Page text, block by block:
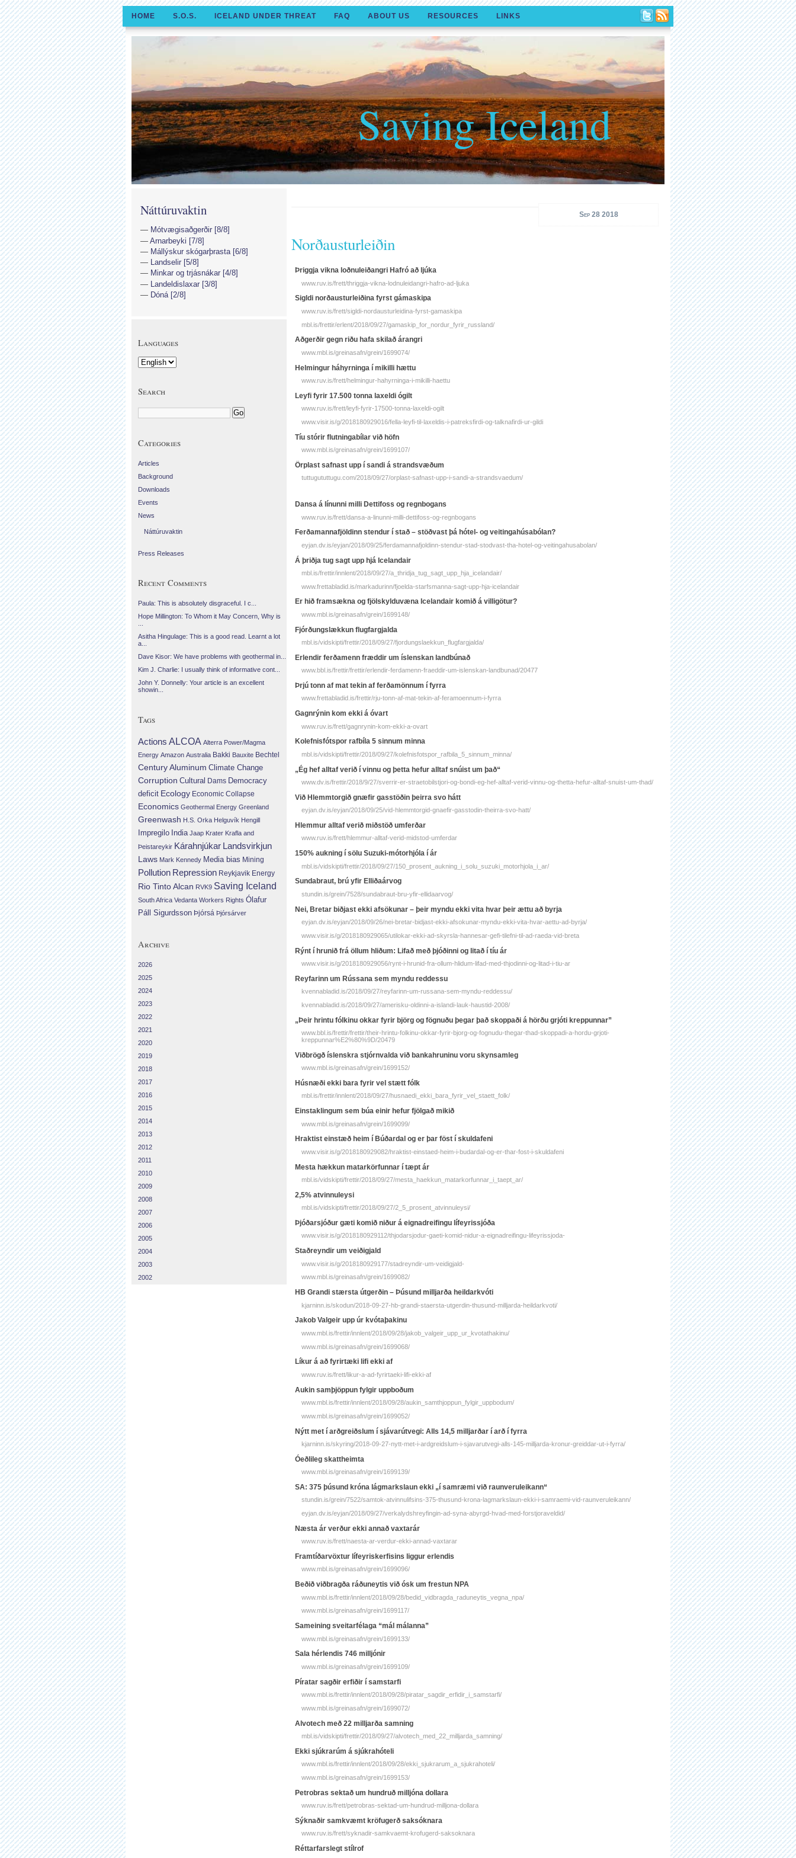
HOME S.O.S. ICELAND UNDER THREAT FAQ ABOUT US RESOURCES LINKS
Saving Iceland
Sep 28 2018
Norðausturleiðin
Þriggja vikna loðnuleiðangri Hafró að ljúka
www.ruv.is/frett/thriggja-vikna-lodnuleidangri-hafro-ad-ljuka
Sigldi norðausturleiðina fyrst gámaskipa
www.ruv.is/frett/sigldi-nordausturleidina-fyrst-gamaskipa
mbl.is/frettir/erlent/2018/09/27/gamaskip_for_nordur_fyrir_russland/
Aðgerðir gegn riðu hafa skilað árangri
www.mbl.is/greinasafn/grein/1699074/
Helmingur háhyrninga í mikilli hættu
www.ruv.is/frett/helmingur-hahyrninga-i-mikilli-haettu
Leyfi fyrir 17.500 tonna laxeldi ógilt
www.ruv.is/frett/leyfi-fyrir-17500-tonna-laxeldi-ogilt
www.visir.is/g/2018180929016/fella-leyfi-til-laxeldis-i-patreksfirdi-og-talknafirdi-ur-gildi
Tíu stórir flutningabílar við höfn
www.mbl.is/greinasafn/grein/1699107/
Örplast safnast upp í sandi á strandsvæðum
tuttugututtugu.com/2018/09/27/orplast-safnast-upp-i-sandi-a-strandsvaedum/
Dansa á línunni milli Dettifoss og regnbogans
www.ruv.is/frett/dansa-a-linunni-milli-dettifoss-og-regnbogans
Ferðamannafjöldinn stendur í stað – stöðvast þá hótel- og veitingahúsabólan?
eyjan.dv.is/eyjan/2018/09/25/ferdamannafjoldinn-stendur-stad-stodvast-tha-hotel-og-veitingahusabolan/
Á þriðja tug sagt upp hjá Icelandair
mbl.is/frettir/innlent/2018/09/27/a_thridja_tug_sagt_upp_hja_icelandair/
www.frettabladid.is/markadurinn/fjoelda-starfsmanna-sagt-upp-hja-icelandair
Er hið framsækna og fjölskylduvæna Icelandair komið á villigötur?
www.mbl.is/greinasafn/grein/1699148/
Fjórðungslækkun flugfargjalda
mbl.is/vidskipti/frettir/2018/09/27/fjordungslaekkun_flugfargjalda/
Erlendir ferðamenn fræddir um íslenskan landbúnað
www.bbl.is/frettir/frettir/erlendir-ferdamenn-fraeddir-um-islenskan-landbunad/20477
Þrjú tonn af mat tekin af ferða­mönnum í fyrra
www.frettabladid.is/frettir/rju-tonn-af-mat-tekin-af-feramoennum-i-fyrra
Gagnrýnin kom ekki á óvart
www.ruv.is/frett/gagnrynin-kom-ekki-a-ovart
Kolefnisfótspor rafbíla 5 sinnum minna
mbl.is/vidskipti/frettir/2018/09/27/kolefnisfotspor_rafbila_5_sinnum_minna/
„Ég hef alltaf verið í vinnu og þetta hefur alltaf snúist um það“
www.dv.is/frettir/2018/9/27/sverrir-er-straetobilstjori-og-bondi-eg-hef-alltaf-verid-vinnu-og-thetta-hefur-alltaf-snuist-um-thad/
Við Hlemmtorgið gnæfir gasstöðin þeirra svo hátt
eyjan.dv.is/eyjan/2018/09/25/vid-hlemmtorgid-gnaefir-gasstodin-theirra-svo-hatt/
Hlemmur alltaf verið miðstöð umferðar
www.ruv.is/frett/hlemmur-alltaf-verid-midstod-umferdar
150% aukning í sölu Suzuki-mótorhjóla í ár
mbl.is/vidskipti/frettir/2018/09/27/150_prosent_aukning_i_solu_suzuki_motorhjola_i_ar/
Sundabraut, brú yfir Elliðaárvog
stundin.is/grein/7528/sundabraut-bru-yfir-ellidaarvog/
Nei, Bretar biðjast ekki afsökunar – þeir myndu ekki vita hvar þeir ættu að byrja
eyjan.dv.is/eyjan/2018/09/26/nei-bretar-bidjast-ekki-afsokunar-myndu-ekki-vita-hvar-aettu-ad-byrja/
www.visir.is/g/2018180929065/utilokar-ekki-ad-skyrsla-hannesar-gefi-tilefni-til-ad-raeda-vid-breta
Rýnt í hrunið frá öllum hliðum: Lifað með þjóðinni og litað í tíu ár
www.visir.is/g/2018180929056/rynt-i-hrunid-fra-ollum-hlidum-lifad-med-thjodinni-og-litad-i-tiu-ar
Reyfarinn um Rússana sem myndu reddessu
kvennabladid.is/2018/09/27/reyfarinn-um-russana-sem-myndu-reddessu/
kvennabladid.is/2018/09/27/amerisku-oldinni-a-islandi-lauk-haustid-2008/
„Þeir hrintu fólkinu okkar fyrir björg og fögnuðu þegar það skoppaði á hörðu grjóti kreppunnar”
www.bbl.is/frettir/frettir/their-hrintu-folkinu-okkar-fyrir-bjorg-og-fognudu-thegar-thad-skoppadi-a-hordu-grjoti-
kreppunnar%E2%80%9D/20479
Viðbrögð íslenskra stjórnvalda við bankahruninu voru skynsamleg
www.mbl.is/greinasafn/grein/1699152/
Húsnæði ekki bara fyrir vel stætt fólk
mbl.is/frettir/innlent/2018/09/27/husnaedi_ekki_bara_fyrir_vel_staett_folk/
Einstaklingum sem búa einir hefur fjölgað mikið
www.mbl.is/greinasafn/grein/1699099/
Hraktist einstæð heim í Búðardal og er þar föst í skuldafeni
www.visir.is/g/2018180929082/hraktist-einstaed-heim-i-budardal-og-er-thar-fost-i-skuldafeni
Mesta hækkun matarkörfunnar í tæpt ár
mbl.is/vidskipti/frettir/2018/09/27/mesta_haekkun_matarkorfunnar_i_taept_ar/
2,5% atvinnuleysi
mbl.is/vidskipti/frettir/2018/09/27/2_5_prosent_atvinnuleysi/
Þjóðarsjóður gæti komið niður á eignadreifingu lífeyrissjóða
www.visir.is/g/2018180929112/thjodarsjodur-gaeti-komid-nidur-a-eignadreifingu-lifeyrissjoda-
Staðreyndir um veiðigjald
www.visir.is/g/2018180929177/stadreyndir-um-veidigjald-
www.mbl.is/greinasafn/grein/1699082/
HB Grandi stærsta útgerðin – Þúsund milljarða heildarkvóti
kjarninn.is/skodun/2018-09-27-hb-grandi-staersta-utgerdin-thusund-milljarda-heildarkvoti/
Jakob Valgeir upp úr kvótaþakinu
www.mbl.is/frettir/innlent/2018/09/28/jakob_valgeir_upp_ur_kvotathakinu/
www.mbl.is/greinasafn/grein/1699068/
Líkur á að fyrirtæki lifi ekki af
www.ruv.is/frett/likur-a-ad-fyrirtaeki-lifi-ekki-af
Aukin samþjöppun fylgir uppboðum
www.mbl.is/frettir/innlent/2018/09/28/aukin_samthjoppun_fylgir_uppbodum/
www.mbl.is/greinasafn/grein/1699052/
Nýtt met í arðgreiðslum í sjávarútvegi: Alls 14,5 milljarðar í arð í fyrra
kjarninn.is/skyring/2018-09-27-nytt-met-i-ardgreidslum-i-sjavarutvegi-alls-145-milljarda-kronur-greiddar-ut-i-fyrra/
Óeðlileg skattheimta
www.mbl.is/greinasafn/grein/1699139/
SA: 375 þúsund króna lágmarkslaun ekki „í samræmi við raunveruleikann“
stundin.is/grein/7522/samtok-atvinnulifsins-375-thusund-krona-lagmarkslaun-ekki-i-samraemi-vid-raunveruleikann/
eyjan.dv.is/eyjan/2018/09/27/verkalydshreyfingin-ad-syna-abyrgd-hvad-med-forstjoraveldid/
Næsta ár verður ekki annað vaxtarár
www.ruv.is/frett/naesta-ar-verdur-ekki-annad-vaxtarar
Framtíðarvöxtur lífeyriskerfisins liggur erlendis
www.mbl.is/greinasafn/grein/1699096/
Beðið viðbragða ráðuneytis við ósk um frestun NPA
www.mbl.is/frettir/innlent/2018/09/28/bedid_vidbragda_raduneytis_vegna_npa/
www.mbl.is/greinasafn/grein/1699117/
Sameining sveitarfélaga “mál málanna”
www.mbl.is/greinasafn/grein/1699133/
Sala hérlendis 746 milljónir
www.mbl.is/greinasafn/grein/1699109/
Píratar sagðir erfiðir í samstarfi
www.mbl.is/frettir/innlent/2018/09/28/piratar_sagdir_erfidir_i_samstarfi/
www.mbl.is/greinasafn/grein/1699072/
Alvotech með 22 milljarða samning
mbl.is/vidskipti/frettir/2018/09/27/alvotech_med_22_milljarda_samning/
Ekki sjúkrarúm á sjúkrahóteli
www.mbl.is/frettir/innlent/2018/09/28/ekki_sjukrarum_a_sjukrahoteli/
www.mbl.is/greinasafn/grein/1699153/
Petrobras sektað um hundruð milljóna dollara
www.ruv.is/frett/petrobras-sektad-um-hundrud-milljona-dollara
Sýknaðir samkvæmt kröfugerð saksóknara
www.ruv.is/frett/syknadir-samkvaemt-krofugerd-saksoknara
Réttarfarslegt stílrof
Náttúruvaktin
Mótvægisaðgerðir [8/8]
Arnarbeyki [7/8]
Mállýskur skógarþrasta [6/8]
Landselir [5/8]
Minkar og trjásnákar [4/8]
Landeldislaxar [3/8]
Dóná [2/8]
Languages
Search
Categories
Articles
Background
Downloads
Events
News
Náttúruvaktin
Press Releases
Recent Comments
Paula: This is absolutely disgraceful. I c...
Hope Millington: To Whom it May Concern, Why is
Asitha Hingulage: This is a good read. Learnt a lot
a...
Dave Kisor: We have problems with geothermal in...
Kim J. Charlie: I usually think of informative cont...
John Y. Donnelly: Your article is an excellent
showin...
Tags
Actions ALCOA Alterra Power/Magma
Energy Amazon Australia Bakki Bauxite Bechtel
Century Aluminum Climate Change
Corruption Cultural Dams Democracy
deficit Ecology Economic Collapse
Economics Geothermal Energy Greenland
Greenwash H.S. Orka Helguvík Hengill
Impregilo India Jaap Krater Krafla and
Þeistareykir Kárahnjúkar Landsvirkjun
Laws Mark Kennedy Media bias Mining
Pollution Repression Reykjavik Energy
Rio Tinto Alcan RVK9 Saving Iceland
South Africa Vedanta Workers Rights Ólafur
Páll Sigurdsson Þjórsá Þjórsárver
Archive
2026
2025
2024
2023
2022
2021
2020
2019
2018
2017
2016
2015
2014
2013
2012
2011
2010
2009
2008
2007
2006
2005
2004
2003
2002